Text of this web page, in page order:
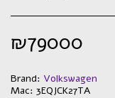
₪79000
Brand: Volkswagen
Mac: 3EQJCK27TA